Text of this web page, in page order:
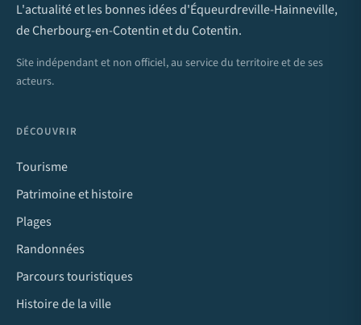
L'actualité et les bonnes idées d'Équeurdreville-Hainneville,
de Cherbourg-en-Cotentin et du Cotentin.
Site indépendant et non officiel, au service du territoire et de ses
acteurs.
DÉCOUVRIR
Tourisme
Patrimoine et histoire
Plages
Randonnées
Parcours touristiques
Histoire de la ville